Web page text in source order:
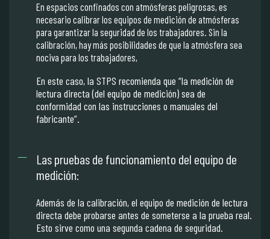
En espacios confinados con atmósferas peligrosas, es
necesario calibrar los equipos de medición de atmósferas
para garantizar la seguridad de los trabajadores. Sin la
calibración, hay más posibilidades de que la atmósfera sea
nociva para los trabajadores,
En este caso, la STPS recomienda que “la medición de
lectura directa (del equipo de medición) sea de
conformidad con las instrucciones o manuales del
fabricante”.
Las pruebas de funcionamiento del equipo de
medición:
Además de la calibración, el equipo de medición de lectura
directa debe probarse antes de someterse a la prueba real.
Esto sirve como una segunda cadena de seguridad.